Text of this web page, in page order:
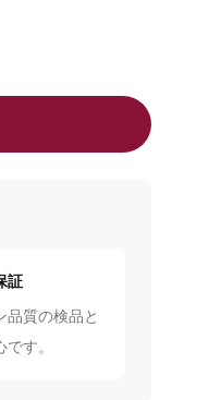
証
品質の検品と
す。